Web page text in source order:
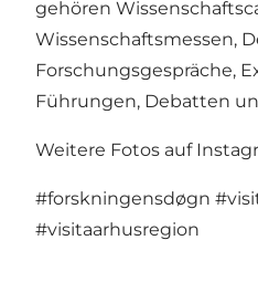
gehören
Wissenschaftsmessen,
Forschungsgespräche,
Führungen, Debatten
Weitere Fotos auf
#forskningensdøgn
#visitaarhusregion